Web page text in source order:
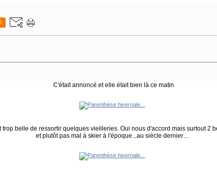
C'était annoncé et elle était bien là ce matin
belle de ressortir quelques vieilleries. Oui nous d'accord mais surtout 2
et plutôt pas mal à skier à l'époque...au siècle dernier…